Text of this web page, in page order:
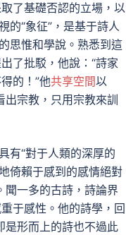
了基礎否認的立場，以
的“象征”，是基于詩人
思惟和學說。熟悉到這
了批駁，他說：“詩家
的！”他共享空間以
宗教，只用宗教來訓
有“對于人類的深厚的
倚賴于感到的感情絕對
聞一多的古詩，詩論界
于感性。他的詩學，回
是形而上的詩也不過此